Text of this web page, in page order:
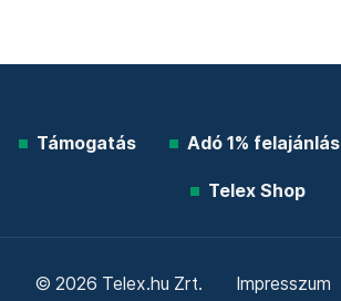
Támogatás Adó 1% felajánlás
Telex Shop
© 2026 Telex.hu Zrt. Impresszum